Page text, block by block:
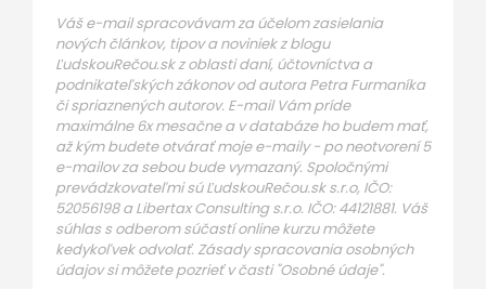
Váš e-mail spracovávam za účelom zasielania
nových článkov, tipov a noviniek z blogu
ĽudskouRečou.sk z oblasti daní, účtovníctva a
podnikateľských zákonov od autora Petra Furmaníka
či spriaznených autorov. E-mail Vám príde
maximálne 6x mesačne a v databáze ho budem mať,
až kým budete otvárať moje e-maily - po neotvorení 5
e-mailov za sebou bude vymazaný. Spoločnými
prevádzkovateľmi sú ĽudskouRečou.sk s.r.o, IČO:
52056198 a Libertax Consulting s.r.o. IČO: 44121881. Váš
súhlas s odberom súčastí online kurzu môžete
kedykoľvek odvolať. Zásady spracovania osobných
údajov si môžete pozrieť v časti "Osobné údaje".